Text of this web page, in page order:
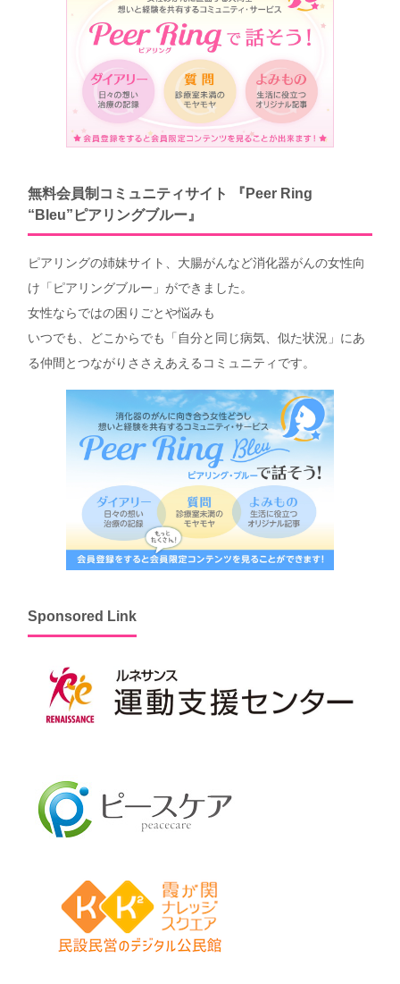
無料会員制コミュニティサイト 『Peer Ring
“Bleu”ピアリングブルー』
ピアリングの姉妹サイト、大腸がんなど消化器がんの女性向
け「ピアリングブルー」ができました。
女性ならではの困りごとや悩みも
いつでも、どこからでも「自分と同じ病気、似た状況」にあ
る仲間とつながりささえあえるコミュニティです。
Sponsored Link